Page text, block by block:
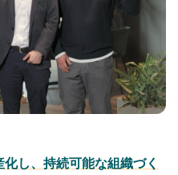
し、持続可能な組織づく